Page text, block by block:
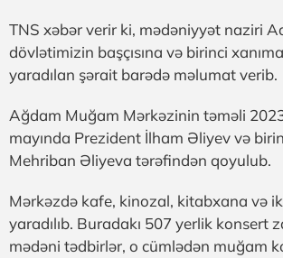
TNS xəbər verir ki, mədəniyyət naziri
dövlətimizin başçısına və birinci
yaradılan şərait barədə məlumat verib.
Ağdam Muğam Mərkəzinin təməli
mayında Prezident İlham Əliyev və
Mehriban Əliyeva tərəfindən qoyulub.
Mərkəzdə kafe, kinozal, kitabxana və
yaradılıb. Buradakı 507 yerlik konsert
mədəni tədbirlər, o cümlədən muğam